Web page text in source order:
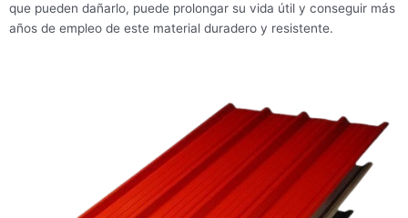
que pueden dañarlo, puede prolongar su vida útil y conseguir más
años de empleo de este material duradero y resistente.